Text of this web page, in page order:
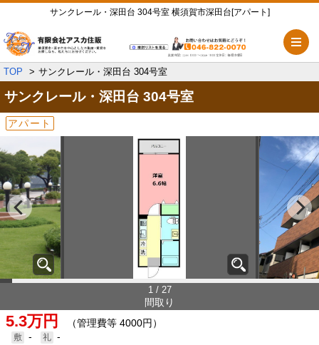
サンクレール・深田台 304号室 横須賀市深田台[アパート]
TOP サンクレール・深田台 304号室
サンクレール・深田台 304号室
アパート
1 / 27
間取り
5.3万円 （管理費等 4000円）
-
-